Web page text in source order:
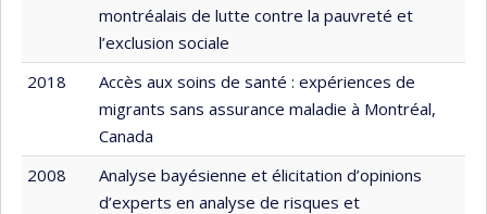
montréalais de lutte contre la pauvreté et
l’exclusion sociale
2018
Accès aux soins de santé : expériences de
migrants sans assurance maladie à Montréal,
Canada
2008
Analyse bayésienne et élicitation d’opinions
d’experts en analyse de risques et